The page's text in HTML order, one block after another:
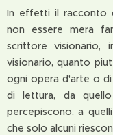
In effetti il racconto
non essere mera
scrittore visionario,
visionario, quanto
ogni opera d'arte o
di lettura, da
percepiscono, a
che solo alcuni